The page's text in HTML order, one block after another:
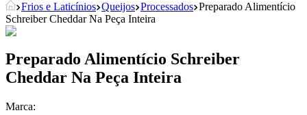
Frios e Laticínios Queijos Processados Preparado Alimentício
Schreiber Cheddar Na Peça Inteira
Preparado Alimentício Schreiber
Cheddar Na Peça Inteira
Marca: